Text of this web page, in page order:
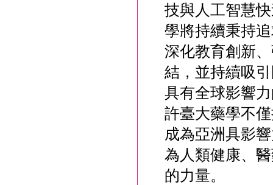
技與人工智慧
學將持續秉持
深化教育創新
結，並持續吸
具有全球影響
許臺大藥學不
成為亞洲具影
為人類健康、
的力量。